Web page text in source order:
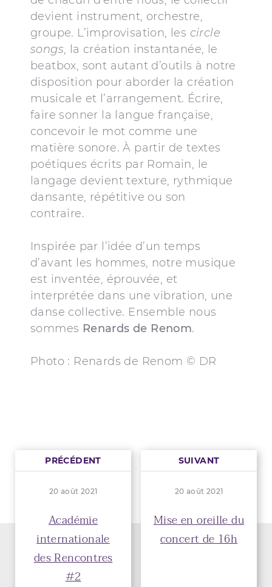
devient instrument, orchestre,
groupe. L’improvisation, les circle
songs, la création instantanée, le
beatbox, sont autant d’outils à notre
disposition pour aborder la création
musicale et l’arrangement. Écrire,
faire sonner la langue française,
concevoir le mot comme une
matière sonore. À partir de textes
poétiques écrits par Romain, le
langage devient texture, rythmique
dansante, répétitive ou son
contraire.
Inspirée par l’idée d’un temps
d’avant les hommes, notre musique
est inventée, éprouvée, et
interprétée dans une vibration, une
danse collective. Ensemble nous
sommes Renards de Renom.
Photo : Renards de Renom © DR
PRÉCÉDENT
20 août 2021
Académie
internationale
des Rencontres
#2
SUIVANT
20 août 2021
Mise en oreille du
concert de 16h